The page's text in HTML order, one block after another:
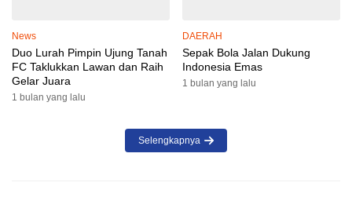
News
Duo Lurah Pimpin Ujung Tanah
FC Taklukkan Lawan dan Raih
Gelar Juara
1 bulan yang lalu
DAERAH
Sepak Bola Jalan Dukung
Indonesia Emas
1 bulan yang lalu
Selengkapnya